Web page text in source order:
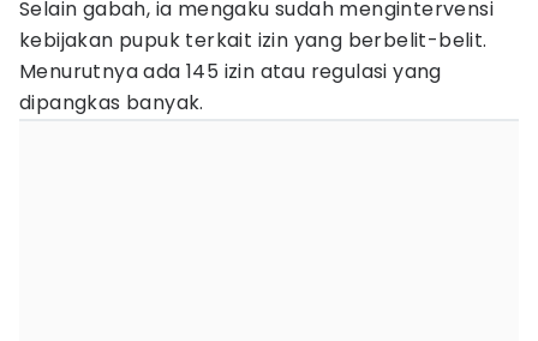
Selain gabah, ia mengaku sudah mengintervensi
kebijakan pupuk terkait izin yang berbelit-belit.
Menurutnya ada 145 izin atau regulasi yang
dipangkas banyak.